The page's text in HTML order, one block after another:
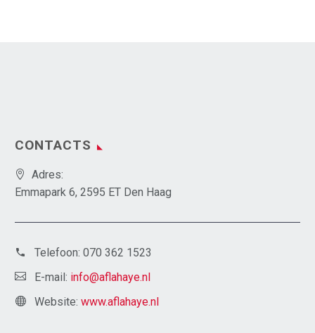
CONTACTS
Adres:
Emmapark 6, 2595 ET Den Haag
Telefoon: 070 362 1523
E-mail: info@aflahaye.nl
Website: www.aflahaye.nl